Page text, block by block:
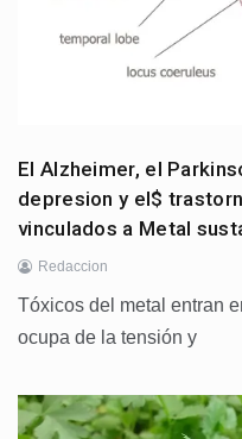
El Alzheimer, el
depresion y el$
vinculados a Metal
Redaccion
Tóxicos del metal entran
ocupa de la tensión y